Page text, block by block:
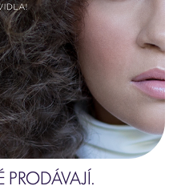
PRODÁVAJÍ.